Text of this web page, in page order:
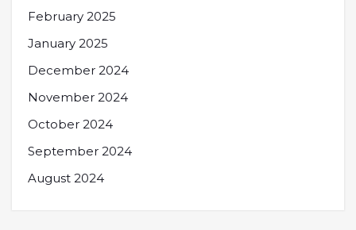
February 2025
January 2025
December 2024
November 2024
October 2024
September 2024
August 2024